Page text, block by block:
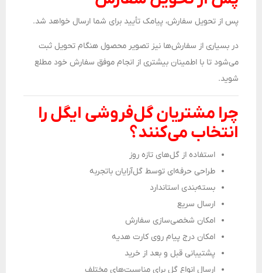
پس از تحویل سفارش، پیامک تأیید برای شما ارسال خواهد شد.
در بسیاری از سفارش‌ها نیز تصویر محصول هنگام تحویل ثبت
می‌شود تا با اطمینان بیشتری از انجام موفق سفارش خود مطلع
شوید.
چرا مشتریان گل‌فروشی ایگل را
انتخاب می‌کنند؟
استفاده از گل‌های تازه روز
طراحی حرفه‌ای توسط گل‌آرایان باتجربه
بسته‌بندی استاندارد
ارسال سریع
امکان شخصی‌سازی سفارش
امکان درج پیام روی کارت هدیه
پشتیبانی قبل و بعد از خرید
ارسال انواع گل برای مناسبت‌های مختلف